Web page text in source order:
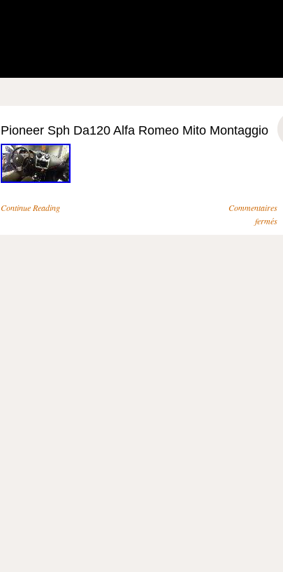
Pioneer Sph Da120 Alfa Romeo Mito Montaggio
Continue Reading
Commentaires
fermés